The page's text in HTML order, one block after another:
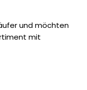
und möchten
mit